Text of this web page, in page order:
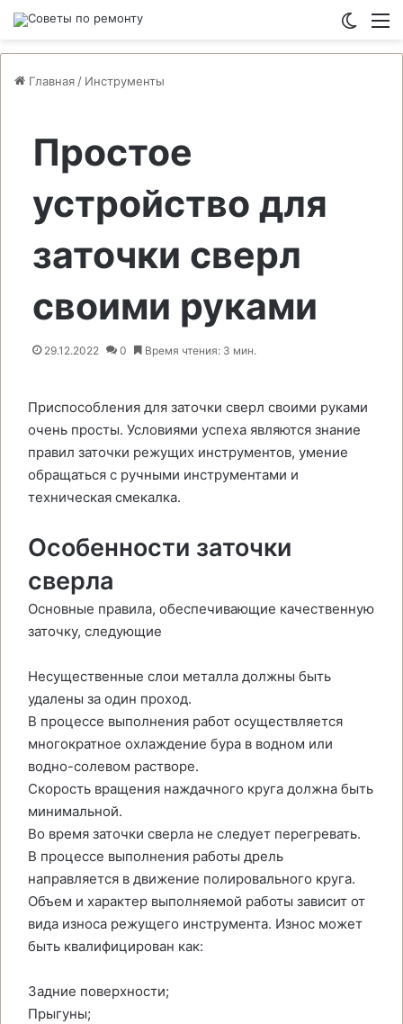
Главная / Инструменты
Простое
устройство для
заточки сверл
своими руками
29.12.2022 0 Время чтения: 3 мин.
Приспособления для заточки сверл своими руками
очень просты. Условиями успеха являются знание
правил заточки режущих инструментов, умение
обращаться с ручными инструментами и
техническая смекалка.
Особенности заточки
сверла
Основные правила, обеспечивающие качественную
заточку, следующие
Несущественные слои металла должны быть
удалены за один проход.
В процессе выполнения работ осуществляется
многократное охлаждение бура в водном или
водно-солевом растворе.
Скорость вращения наждачного круга должна быть
минимальной.
Во время заточки сверла не следует перегревать.
В процессе выполнения работы дрель
направляется в движение полировального круга.
Объем и характер выполняемой работы зависит от
вида износа режущего инструмента. Износ может
быть квалифицирован как:
Задние поверхности;
Прыгуны;